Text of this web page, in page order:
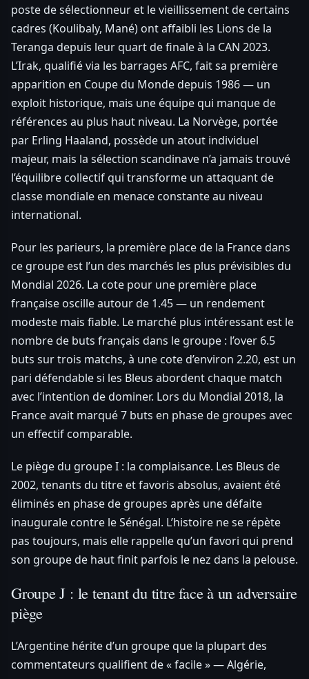
poste de sélectionneur et le vieillissement de certains
cadres (Koulibaly, Mané) ont affaibli les Lions de la
Teranga depuis leur quart de finale à la CAN 2023.
L’Irak, qualifié via les barrages AFC, fait sa première
apparition en Coupe du Monde depuis 1986 — un
exploit historique, mais une équipe qui manque de
références au plus haut niveau. La Norvège, portée
par Erling Haaland, possède un atout individuel
majeur, mais la sélection scandinave n’a jamais trouvé
l’équilibre collectif qui transforme un attaquant de
classe mondiale en menace constante au niveau
international.
Pour les parieurs, la première place de la France dans
ce groupe est l’un des marchés les plus prévisibles du
Mondial 2026. La cote pour une première place
française oscille autour de 1.45 — un rendement
modeste mais fiable. Le marché plus intéressant est le
nombre de buts français dans le groupe : l’over 6.5
buts sur trois matchs, à une cote d’environ 2.20, est un
pari défendable si les Bleus abordent chaque match
avec l’intention de dominer. Lors du Mondial 2018, la
France avait marqué 7 buts en phase de groupes avec
un effectif comparable.
Le piège du groupe I : la complaisance. Les Bleus de
2002, tenants du titre et favoris absolus, avaient été
éliminés en phase de groupes après une défaite
inaugurale contre le Sénégal. L’histoire ne se répète
pas toujours, mais elle rappelle qu’un favori qui prend
son groupe de haut finit parfois le nez dans la pelouse.
Groupe J : le tenant du titre face à un adversaire
piège
L’Argentine hérite d’un groupe que la plupart des
commentateurs qualifient de « facile » — Algérie,